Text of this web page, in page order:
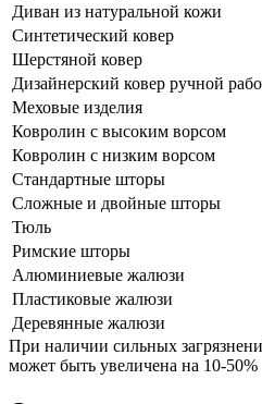
Диван из натуральной кожи
Синтетический ковер
Шерстяной ковер
Дизайнерский ковер ручной
Меховые изделия
Ковролин с высоким ворсом
Ковролин с низким ворсом
Стандартные шторы
Сложные и двойные шторы
Тюль
Римские шторы
Алюминиевые жалюзи
Пластиковые жалюзи
Деревянные жалюзи
При наличии сильных
может быть увеличена на 10-50%